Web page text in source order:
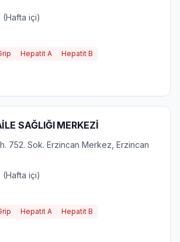
içi)
Hepatit A Hepatit B
SAĞLIĞI MERKEZİ
752. Sok. Erzincan Merkez, Erzincan
içi)
Hepatit A Hepatit B